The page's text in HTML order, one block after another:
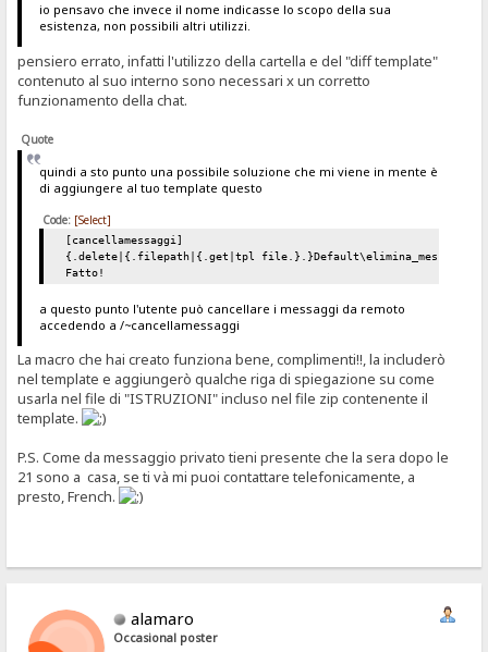
io pensavo che invece il nome indicasse lo scopo della sua
esistenza, non possibili altri utilizzi.
pensiero errato, infatti l'utilizzo della cartella e del "diff template"
contenuto al suo interno sono necessari x un corretto
funzionamento della chat.
Quote
quindi a sto punto una possibile soluzione che mi viene in mente è
di aggiungere al tuo template questo
Code: [Select]
[cancellamessaggi]
{.delete|{.filepath|{.get|tpl
Fatto!
a questo punto l'utente può cancellare i messaggi da remoto
accedendo a /~cancellamessaggi
La macro che hai creato funziona bene, complimenti!!, la includerò
nel template e aggiungerò qualche riga di spiegazione su come
usarla nel file di "ISTRUZIONI" incluso nel file zip contenente il
template.
P.S. Come da messaggio privato tieni presente che la sera dopo le
21 sono a casa, se ti và mi puoi contattare telefonicamente, a
presto, French.
alamaro
Occasional poster